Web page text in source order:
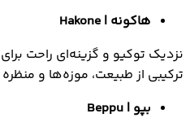
هاکونه | Hakone
نزدیک توکیو و گزینه‌ای راحت
ترکیبی از طبیعت، موزه‌ها و
بپو | Beppu